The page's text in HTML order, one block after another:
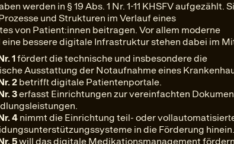
werden in § 19 Abs. 1 Nr. 1-11 KHSFV aufgezählt.
und Strukturen im Verlauf eines
von Patient:innen beitragen. Vor allem moderne
bessere digitale Infrastruktur stehen dabei im
1fördert die technische und insbesondere die
Ausstattung der Notaufnahme eines
2 betrifft digitale Patientenportale.
3erfasst Einrichtungen zur vereinfachten
4 nimmt die Einrichtung teil- oder
in die Förderung hinein.
5will das digitale Medikationsmanagement